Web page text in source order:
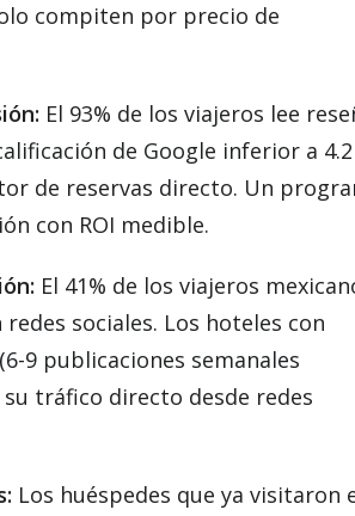
compiten por precio de
El 93% de los viajeros lee
de Google inferior a 4.2
de reservas directo. Un
con ROI medible.
El 41% de los viajeros
sociales. Los hoteles con
9 publicaciones semanales
su tráfico directo desde redes
Los huéspedes que ya visitaron